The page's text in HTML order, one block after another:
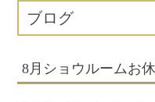
ブログ
8月ショウルームお